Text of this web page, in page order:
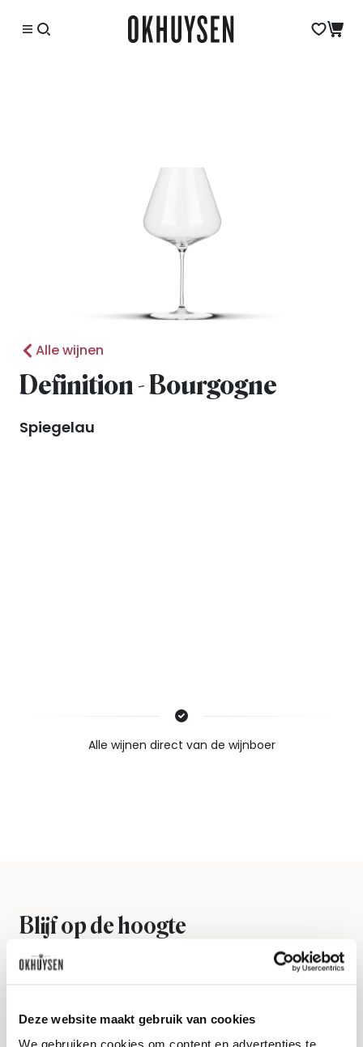
Deze website maakt gebruik van cookies
We gebruiken cookies om content en advertenties te
Alle wijnen
Definition - Bourgogne
Spiegelau
Nieuws & inspiratie in Vineé Vineuse
Alle wijnen direct van de wijnboer
Blijf op de hoogte
Ontvang het laatste wijnnieuws, proeverijen en
evenementen